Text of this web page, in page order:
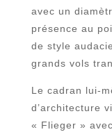
avec un
présence au
de style
grands vols
Le cadran lui-
d’architecture
« Flieger »